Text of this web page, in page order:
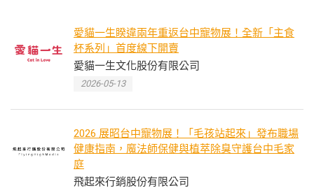
愛貓一生睽違兩年重返台中寵物展！全新「主食
杯系列」首度線下開賣
愛貓一生文化股份有限公司
2026-05-13
2026 展昭台中寵物展！「毛孩站起來」發布職場
健康指南，魔法師保健與植萃除臭守護台中毛家
庭
飛起來行銷股份有限公司